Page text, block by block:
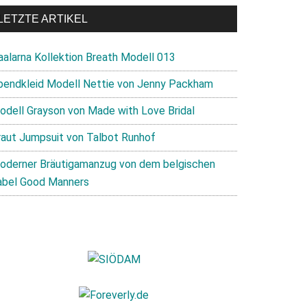
LETZTE ARTIKEL
Kollektion Breath Modell 013
Modell Nettie von Jenny Packham
Grayson von Made with Love Bridal
Jumpsuit von Talbot Runhof
Bräutigamanzug von dem belgischen
Good Manners